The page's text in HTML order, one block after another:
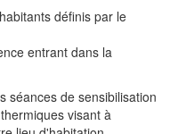
définis par le
entrant dans la
séances de sensibilisation
visant à